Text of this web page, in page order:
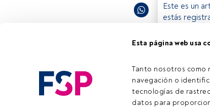
Esta página web usa
Tanto nosotros como
navegación o
tecnologías de
datos para
4 min.
Este es un
estás